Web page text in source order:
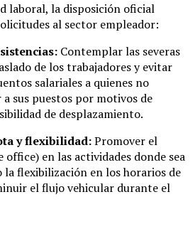
laboral, la disposición oficial
al sector empleador:
Contemplar las severas
de los trabajadores y evitar
salariales a quienes no
sus puestos por motivos de
de desplazamiento.
y flexibilidad:Promover el
en las actividades donde sea
flexibilización en los horarios de
el flujo vehicular durante el